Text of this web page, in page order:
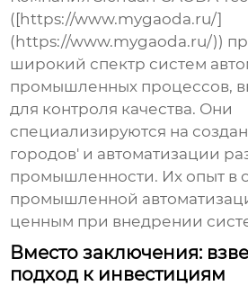
([https://www.mygaoda.ru/]
(https://www.mygaoda.ru/))
широкий спектр систем
промышленных процессов,
для контроля качества. Они
специализируются на
городов' и автоматизации
промышленности. Их опыт в
промышленной
ценным при внедрении
Вместо заключения:
подход к инвестициям